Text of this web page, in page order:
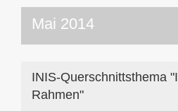
Mai 2014
INIS-Querschnittsthema
Rahmen"